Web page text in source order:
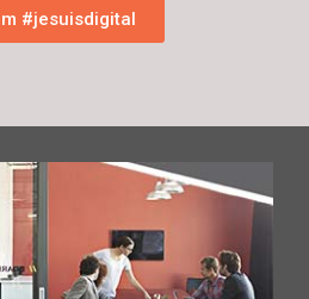
#jesuisdigital